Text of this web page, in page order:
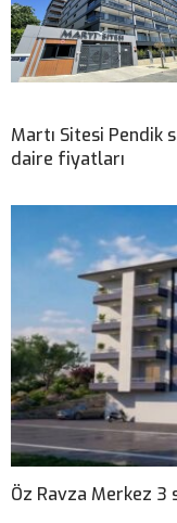
Martı Sitesi Pendik
daire fiyatları
Öz Ravza Merkez 3